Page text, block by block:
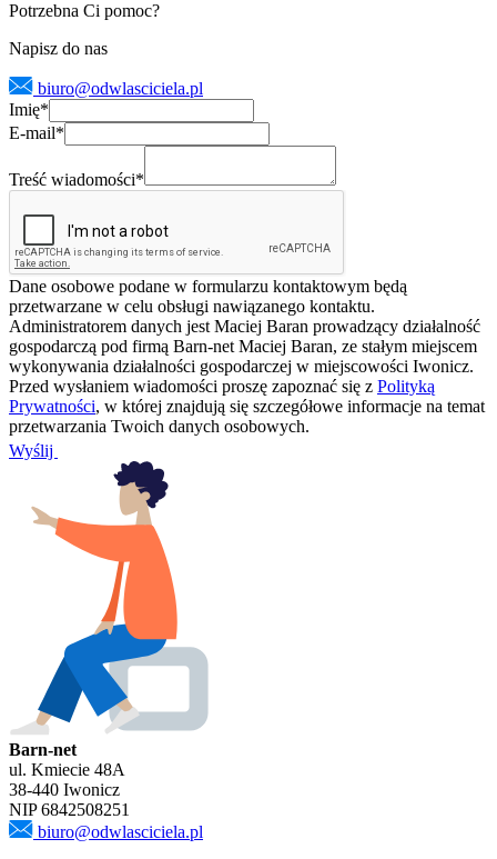
Potrzebna Ci pomoc?
Napisz do nas
biuro@odwlasciciela.pl
Imię*
E-mail*
Treść wiadomości*
Dane osobowe podane w formularzu kontaktowym będą
przetwarzane w celu obsługi nawiązanego kontaktu.
Administratorem danych jest Maciej Baran prowadzący działalność
gospodarczą pod firmą Barn-net Maciej Baran, ze stałym miejscem
wykonywania działalności gospodarczej w miejscowości Iwonicz.
Przed wysłaniem wiadomości proszę zapoznać się z Polityką
Prywatności, w której znajdują się szczegółowe informacje na temat
przetwarzania Twoich danych osobowych.
Wyślij
Barn-net
ul. Kmiecie 48A
38-440 Iwonicz
NIP 6842508251
biuro@odwlasciciela.pl